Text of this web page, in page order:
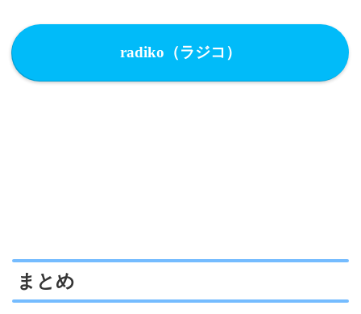
radiko（ラジコ）
まとめ